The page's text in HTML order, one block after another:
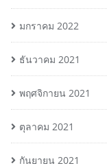
มกราคม 2022
ธันวาคม 2021
พฤศจิกายน 2021
ตุลาคม 2021
กันยายน 2021